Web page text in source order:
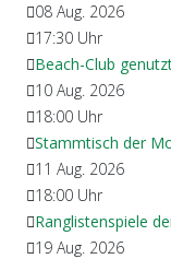
08 Aug. 2026
17:30 Uhr
Beach-Club
10 Aug. 2026
18:00 Uhr
Stammtisch der
11 Aug. 2026
18:00 Uhr
Ranglistenspiele
19 Aug. 2026